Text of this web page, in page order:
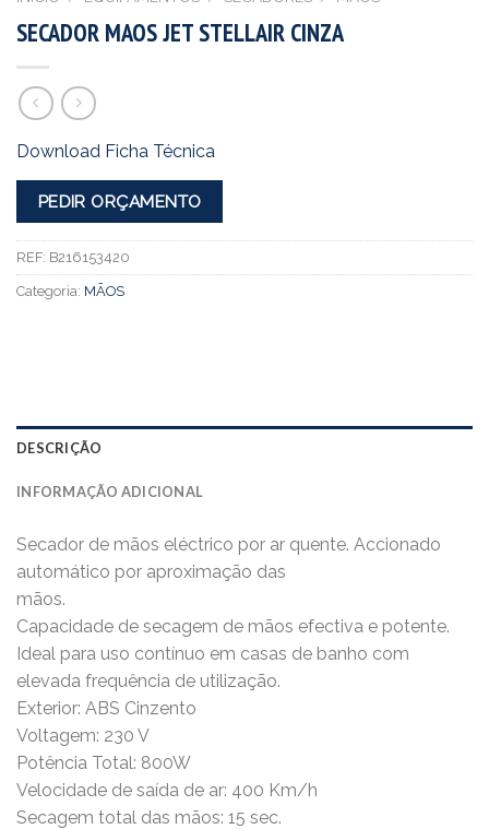
SECADOR MAOS JET STELLAIR CINZA
Download Ficha Técnica
PEDIR ORÇAMENTO
REF: B216153420
Categoria: MÃOS
DESCRIÇÃO
INFORMAÇÃO ADICIONAL
Secador de mãos eléctrico por ar quente. Accionado
automático por aproximação das
mãos.
Capacidade de secagem de mãos efectiva e potente.
Ideal para uso contínuo em casas de banho com
elevada frequência de utilização.
Exterior: ABS Cinzento
Voltagem: 230 V
Potência Total: 800W
Velocidade de saída de ar: 400 Km/h
Secagem total das mãos: 15 sec.